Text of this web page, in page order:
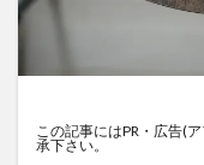
この記事にはPR・広告(
承下さい。